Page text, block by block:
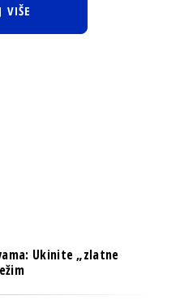
VIŠE
Ukinite „zlatne